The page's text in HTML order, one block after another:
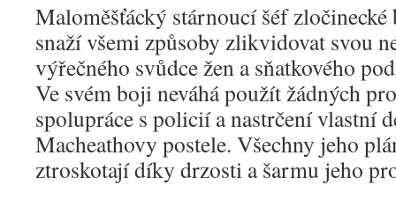
Maloměšťácký stárnoucí šéf zločinecké
snaží všemi způsoby zlikvidovat svou
výřečného svůdce žen a sňatkového
Ve svém boji neváhá použít žádných
spolupráce s policií a nastrčení vlastní
Macheathovy postele. Všechny jeho
ztroskotají díky drzosti a šarmu jeho